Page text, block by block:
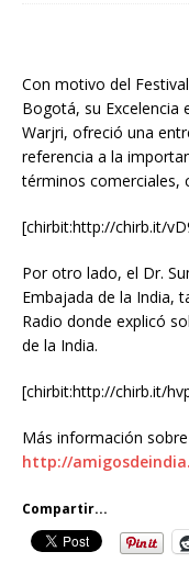
Con motivo del
Bogotá, su Excelencia
Warjri, ofreció una
referencia a la
términos comerciales,
[chirbit:http://chirb.it/
Por otro lado, el Dr.
Embajada de la India,
Radio donde explicó
de la India.
[chirbit:http://chirb.it/
Más información
http://
Compartir...